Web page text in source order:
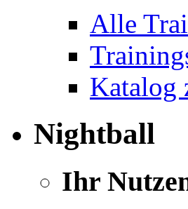
Alle
Katalog
Nightball
Ihr